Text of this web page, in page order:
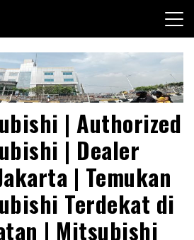
| Authorized
| Dealer
| Temukan
Terdekat di
| Mitsubishi